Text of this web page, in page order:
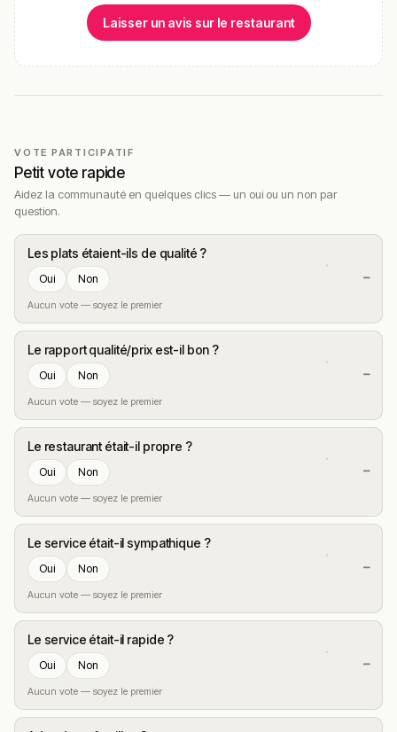
Laisser un avis sur le restaurant
VOTE PARTICIPATIF
Petit vote rapide
Aidez la communauté en quelques clics — un oui ou un non par
question.
Les plats étaient-ils de qualité ?
Oui Non
Aucun vote — soyez le premier
—
Le rapport qualité/prix est-il bon ?
Oui Non
Aucun vote — soyez le premier
—
Le restaurant était-il propre ?
Oui Non
Aucun vote — soyez le premier
—
Le service était-il sympathique ?
Oui Non
Aucun vote — soyez le premier
—
Le service était-il rapide ?
Oui Non
Aucun vote — soyez le premier
—